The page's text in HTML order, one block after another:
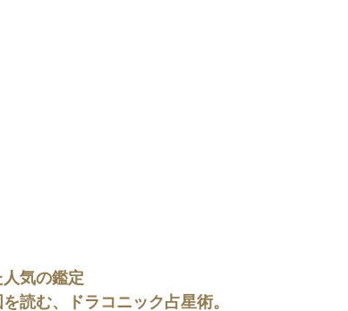
気の鑑定
読む、ドラコニック占星術。